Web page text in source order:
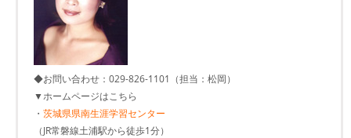
◆お問い合わせ：029-826-1101（担当：松岡）
▼ホームページはこちら
・ 茨城県県南生涯学習センター
（JR常磐線土浦駅から徒歩1分）